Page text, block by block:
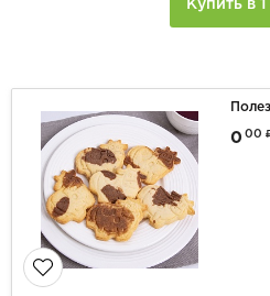
Купить в
0 00